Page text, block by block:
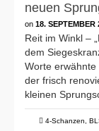
neuen
on 18. SEPTEMBER
Reit im Winkl –
dem
Worte
der frisch
kleinen
4-Schanzen